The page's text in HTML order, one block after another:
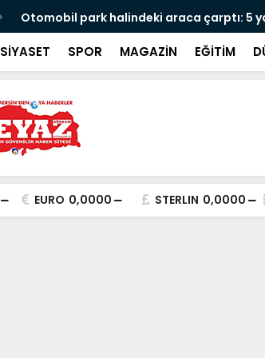
Otomobil park halindeki araca çarptı: 5
SİYASET SPOR MAGAZİN EĞİTİM
EURO 0,0000 STERLIN 0,0000